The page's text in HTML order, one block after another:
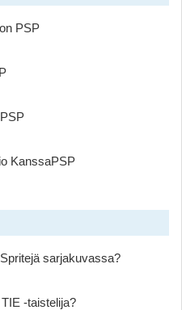
PSP
KanssaPSP
sarjakuvassa?
-taistelija?